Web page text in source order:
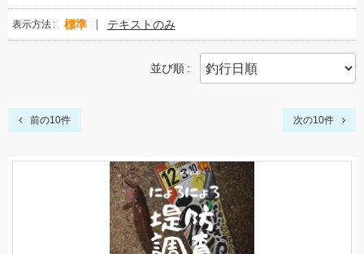
表示方法 標準 テキストのみ
並び順
前の10件 次の10件